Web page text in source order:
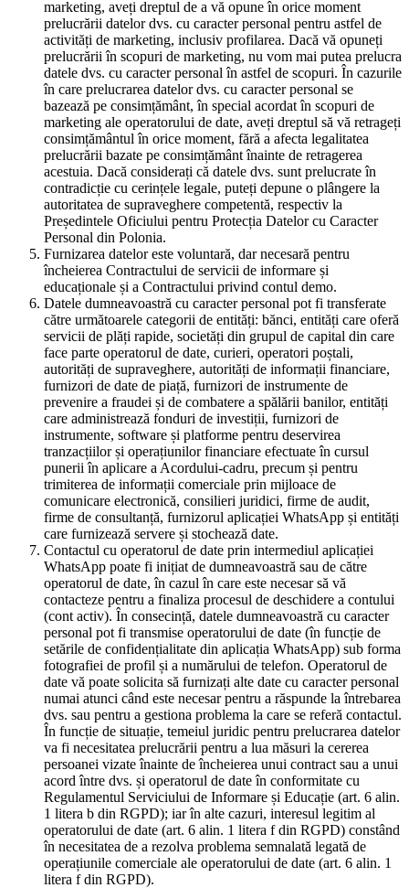
marketing, aveți dreptul de a vă opune în orice moment
prelucrării datelor dvs. cu caracter personal pentru astfel de
activități de marketing, inclusiv profilarea. Dacă vă opuneți
prelucrării în scopuri de marketing, nu vom mai putea prelucra
datele dvs. cu caracter personal în astfel de scopuri. În cazurile
în care prelucrarea datelor dvs. cu caracter personal se
bazează pe consimțământ, în special acordat în scopuri de
marketing ale operatorului de date, aveți dreptul să vă retrageți
consimțământul în orice moment, fără a afecta legalitatea
prelucrării bazate pe consimțământ înainte de retragerea
acestuia. Dacă considerați că datele dvs. sunt prelucrate în
contradicție cu cerințele legale, puteți depune o plângere la
autoritatea de supraveghere competentă, respectiv la
Președintele Oficiului pentru Protecția Datelor cu Caracter
Personal din Polonia.
Furnizarea datelor este voluntară, dar necesară pentru
încheierea Contractului de servicii de informare și
educaționale și a Contractului privind contul demo.
Datele dumneavoastră cu caracter personal pot fi transferate
către următoarele categorii de entități: bănci, entități care oferă
servicii de plăți rapide, societăți din grupul de capital din care
face parte operatorul de date, curieri, operatori poștali,
autorități de supraveghere, autorități de informații financiare,
furnizori de date de piață, furnizori de instrumente de
prevenire a fraudei și de combatere a spălării banilor, entități
care administrează fonduri de investiții, furnizori de
instrumente, software și platforme pentru deservirea
tranzacțiilor și operațiunilor financiare efectuate în cursul
punerii în aplicare a Acordului-cadru, precum și pentru
trimiterea de informații comerciale prin mijloace de
comunicare electronică, consilieri juridici, firme de audit,
firme de consultanță, furnizorul aplicației WhatsApp și entități
care furnizează servere și stochează date.
Contactul cu operatorul de date prin intermediul aplicației
WhatsApp poate fi inițiat de dumneavoastră sau de către
operatorul de date, în cazul în care este necesar să vă
contacteze pentru a finaliza procesul de deschidere a contului
(cont activ). În consecință, datele dumneavoastră cu caracter
personal pot fi transmise operatorului de date (în funcție de
setările de confidențialitate din aplicația WhatsApp) sub forma
fotografiei de profil și a numărului de telefon. Operatorul de
date vă poate solicita să furnizați alte date cu caracter personal
numai atunci când este necesar pentru a răspunde la întrebarea
dvs. sau pentru a gestiona problema la care se referă contactul.
În funcție de situație, temeiul juridic pentru prelucrarea datelor
va fi necesitatea prelucrării pentru a lua măsuri la cererea
persoanei vizate înainte de încheierea unui contract sau a unui
acord între dvs. și operatorul de date în conformitate cu
Regulamentul Serviciului de Informare și Educație (art. 6 alin.
1 litera b din RGPD); iar în alte cazuri, interesul legitim al
operatorului de date (art. 6 alin. 1 litera f din RGPD) constând
în necesitatea de a rezolva problema semnalată legată de
operațiunile comerciale ale operatorului de date (art. 6 alin. 1
litera f din RGPD).